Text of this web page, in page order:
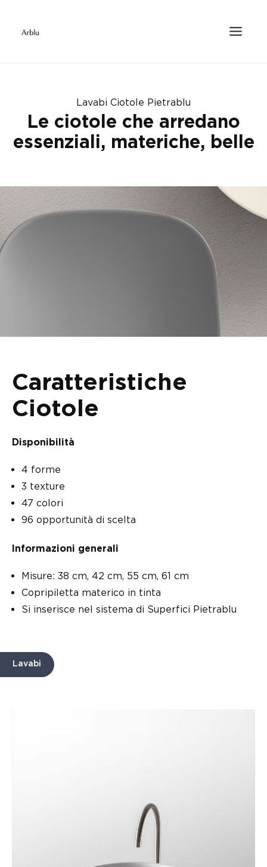
Lavabi Ciotole Pietrablu
Le ciotole che arredano
essenziali, materiche, belle
Caratteristiche
Ciotole
Disponibilità
4 forme
3 texture
47 colori
96 opportunità di scelta
Informazioni generali
Misure: 38 cm, 42 cm, 55 cm, 61 cm
Copripiletta materico in tinta
Si inserisce nel sistema di Superfici Pietrablu
Lavabi